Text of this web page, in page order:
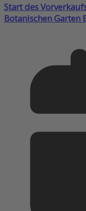
Start des
Botanischen Garten